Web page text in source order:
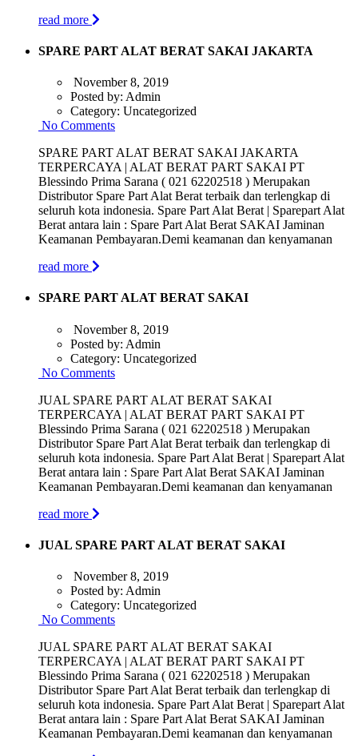
read more
SPARE PART ALAT BERAT SAKAI JAKARTA
November 8, 2019
Posted by: Admin
Category: Uncategorized
No Comments
SPARE PART ALAT BERAT SAKAI JAKARTA
TERPERCAYA | ALAT BERAT PART SAKAI PT
Blessindo Prima Sarana ( 021 62202518 ) Merupakan
Distributor Spare Part Alat Berat terbaik dan terlengkap di
seluruh kota indonesia. Spare Part Alat Berat | Sparepart Alat
Berat antara lain : Spare Part Alat Berat SAKAI Jaminan
Keamanan Pembayaran.Demi keamanan dan kenyamanan
read more
SPARE PART ALAT BERAT SAKAI
November 8, 2019
Posted by: Admin
Category: Uncategorized
No Comments
JUAL SPARE PART ALAT BERAT SAKAI
TERPERCAYA | ALAT BERAT PART SAKAI PT
Blessindo Prima Sarana ( 021 62202518 ) Merupakan
Distributor Spare Part Alat Berat terbaik dan terlengkap di
seluruh kota indonesia. Spare Part Alat Berat | Sparepart Alat
Berat antara lain : Spare Part Alat Berat SAKAI Jaminan
Keamanan Pembayaran.Demi keamanan dan kenyamanan
read more
JUAL SPARE PART ALAT BERAT SAKAI
November 8, 2019
Posted by: Admin
Category: Uncategorized
No Comments
JUAL SPARE PART ALAT BERAT SAKAI
TERPERCAYA | ALAT BERAT PART SAKAI PT
Blessindo Prima Sarana ( 021 62202518 ) Merupakan
Distributor Spare Part Alat Berat terbaik dan terlengkap di
seluruh kota indonesia. Spare Part Alat Berat | Sparepart Alat
Berat antara lain : Spare Part Alat Berat SAKAI Jaminan
Keamanan Pembayaran.Demi keamanan dan kenyamanan